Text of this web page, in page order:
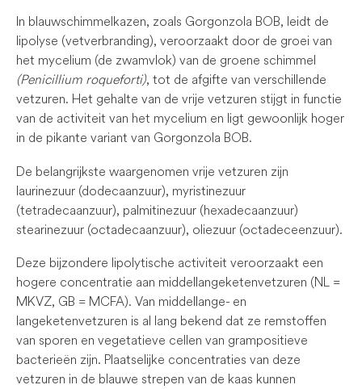
In blauwschimmelkazen, zoals Gorgonzola BOB, leidt de
lipolyse (vetverbranding), veroorzaakt door de groei van
het mycelium (de zwamvlok) van de groene schimmel
(Penicillium roqueforti), tot de afgifte van verschillende
vetzuren. Het gehalte van de vrije vetzuren stijgt in functie
van de activiteit van het mycelium en ligt gewoonlijk hoger
in de pikante variant van Gorgonzola BOB.
De belangrijkste waargenomen vrije vetzuren zijn
laurinezuur (dodecaanzuur), myristinezuur
(tetradecaanzuur), palmitinezuur (hexadecaanzuur)
stearinezuur (octadecaanzuur), oliezuur (octadeceenzuur).
Deze bijzondere lipolytische activiteit veroorzaakt een
hogere concentratie aan middellangeketenvetzuren (NL =
MKVZ, GB = MCFA). Van middellange- en
langeketenvetzuren is al lang bekend dat ze remstoffen
van sporen en vegetatieve cellen van grampositieve
bacterieën zijn. Plaatselijke concentraties van deze
vetzuren in de blauwe strepen van de kaas kunnen